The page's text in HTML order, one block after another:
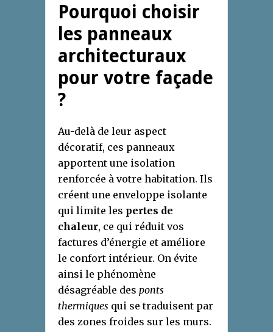
Pourquoi choisir
les panneaux
architecturaux
pour votre façade
?
Au-delà de leur aspect
décoratif, ces panneaux
apportent une isolation
renforcée à votre habitation. Ils
créent une enveloppe isolante
qui limite les pertes de
chaleur, ce qui réduit vos
factures d’énergie et améliore
le confort intérieur. On évite
ainsi le phénomène
désagréable des ponts
thermiques qui se traduisent par
des zones froides sur les murs.